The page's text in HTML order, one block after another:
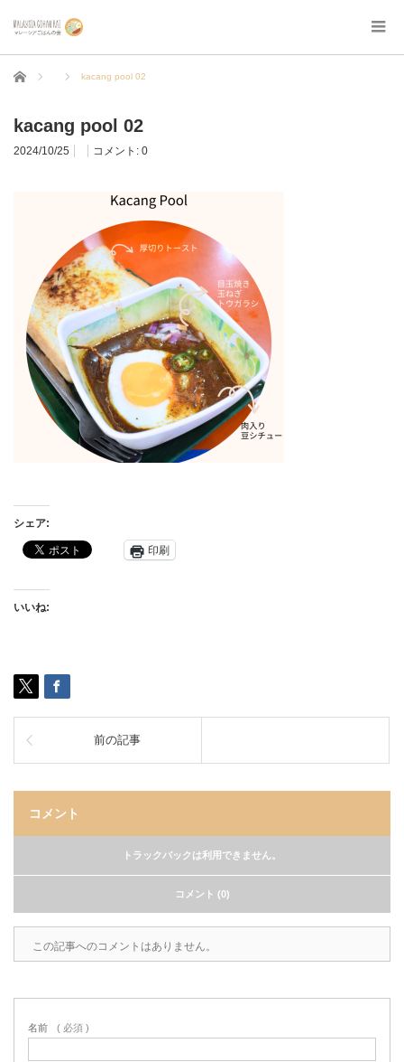
ホーム kacang pool 02
kacang pool 02
2024/10/25 コメント: 0
シェア:
印刷
いいね:
前の記事
コメント
トラックバックは利用できません。
コメント (0)
この記事へのコメントはありません。
名前 ( 必須 )